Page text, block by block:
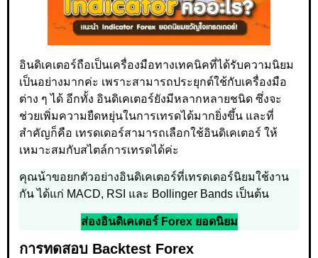
อินดิเคเตอร์ถือเป็นเครื่องมือทางเทคนิคที่ได้รับความนิยม
เป็นอย่างมากค่ะ เพราะสามารถประยุกต์ใช้กับเครื่องมือ
ต่าง ๆ ได้ อีกทั้ง อินดิเคเตอร์ยังมีหลากหลายชนิด ซึ่งจะ
ช่วยเพิ่มความยืดหยุ่นในการเทรดได้มากยิ่งขึ้น และที่
สำคัญก็คือ เทรดเดอร์สามารถเลือกใช้อินดิเคเตอร์ ให้
เหมาะสมกับสไตล์การเทรดได้ค่ะ
คุณน้าขอยกตัวอย่างอินดิเคเตอร์ที่เทรดเดอร์นิยมใช้งาน
กัน ได้แก่ MACD, RSI และ Bollinger Bands เป็นต้น
ส่องอินดิเคเตอร์ Forex ยอดนิยม
การทดสอบ Backtest Forex